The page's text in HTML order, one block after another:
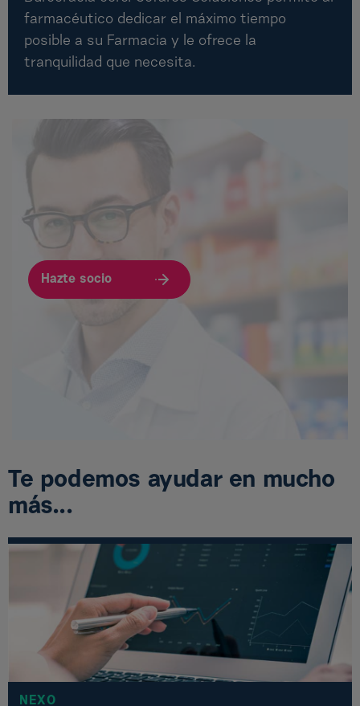
farmacéutico dedicar el máximo tiempo
posible a su Farmacia y le ofrece la
tranquilidad que necesita.
Hazte socio
Te podemos ayudar en mucho
más...
NEXO